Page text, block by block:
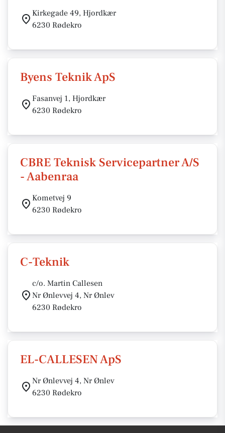
Kirkegade 49, Hjordkær
6230 Rødekro
Byens Teknik ApS
Fasanvej 1, Hjordkær
6230 Rødekro
CBRE Teknisk Servicepartner A/S
- Aabenraa
Kometvej 9
6230 Rødekro
C-Teknik
c/o. Martin Callesen
Nr Ønlevvej 4, Nr Ønlev
6230 Rødekro
EL-CALLESEN ApS
Nr Ønlevvej 4, Nr Ønlev
6230 Rødekro